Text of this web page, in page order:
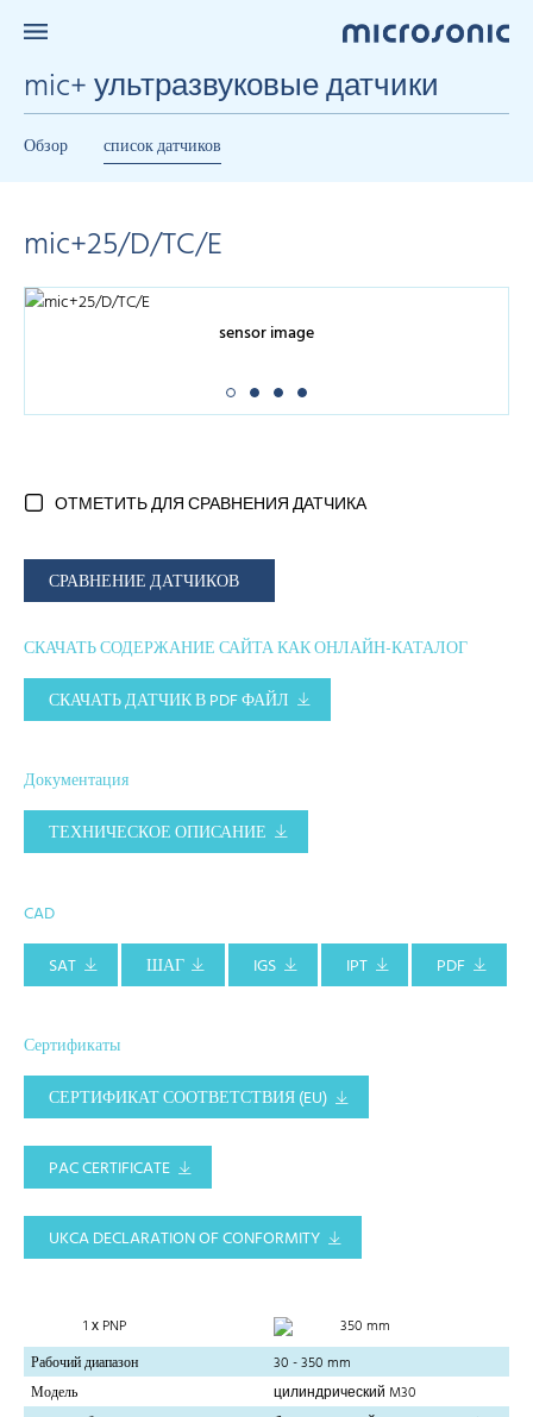
mic+ ультразвуковые датчики
Обзор список датчиков
mic+25/D/TC/E
sensor image
ОТМЕТИТЬ ДЛЯ СРАВНЕНИЯ ДАТЧИКА
СРАВНЕНИЕ ДАТЧИКОВ
СКАЧАТЬ СОДЕРЖАНИЕ САЙТА КАК ОНЛАЙН-КАТАЛОГ
СКАЧАТЬ ДАТЧИК В PDF ФАЙЛ
Документация
ТЕХНИЧЕСКОЕ ОПИСАНИЕ
CAD
SAT
ШАГ IGS IPT PDF
Сертификаты
СЕРТИФИКАТ СООТВЕТСТВИЯ (EU)
PAC CERTIFICATE
UKCA DECLARATION OF CONFORMITY
1 х PNP
350 mm
Рабочий диапазон
30 - 350 mm
Модель
цилиндрический M30